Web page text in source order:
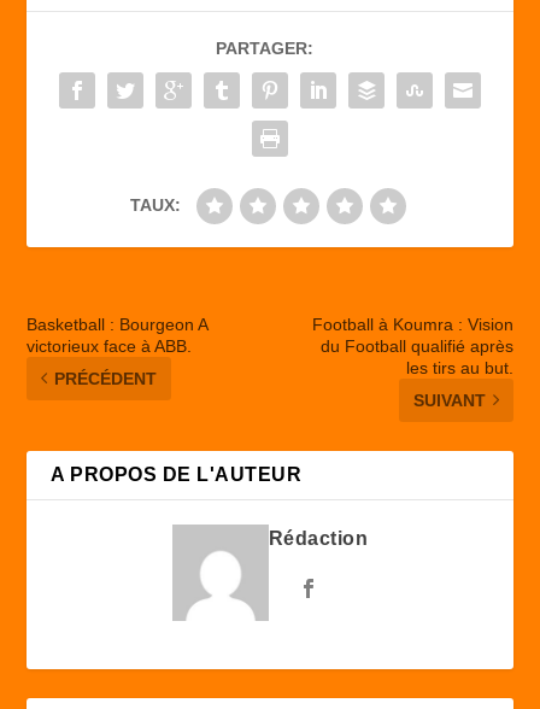
b
o
o
d
o
n
er
PARTAGER:
TAUX:
Basketball : Bourgeon A
victorieux face à ABB.
PRÉCÉDENT
Football à Koumra : Vision
du Football qualifié après
les tirs au but.
SUIVANT
A PROPOS DE L'AUTEUR
Rédaction